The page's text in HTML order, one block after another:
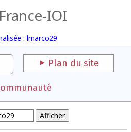
France-IOI
: lmarco29
Plan du site